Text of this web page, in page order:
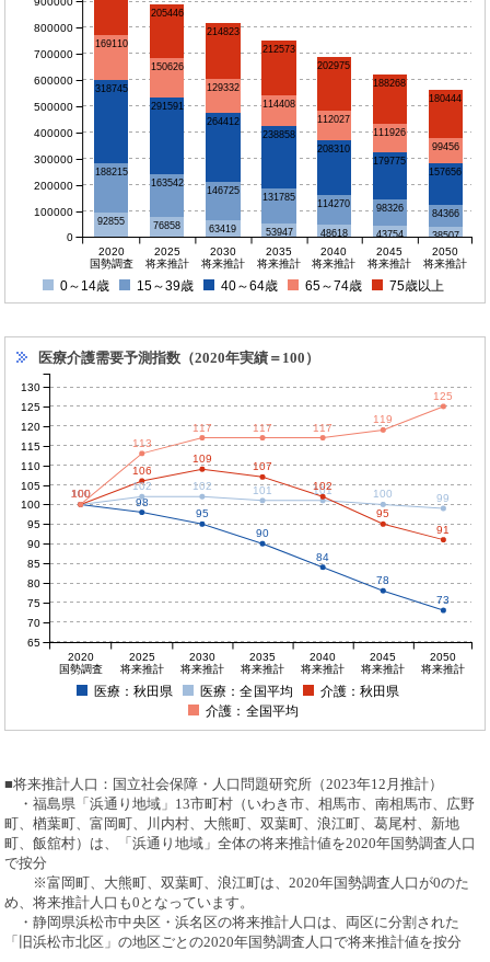
92855 76858 63419 53947 48618 43754 38507
188215
163542
146725
131785
114270 98326 84366
318745
291591
264412
238858
208310
179775
157656
169110
150626
129332
114408
112027
111926
99456
205446
214823
212573
202975
188268
180444
2020
国勢調査
2025
将来推計
2030
将来推計
2035
将来推計
2040
将来推計
2045
将来推計
2050
将来推計
0
100000
200000
300000
400000
500000
600000
700000
800000
0～14歳 15～39歳 40～64歳 65～74歳 75歳以上
医療介護需要予測指数（2020年実績＝100）
100
98
95
90
84
78
73
100
102 102 101 101 100 99
100
106
109
107
102
95
91
100
113
117 117 117
119
125
2020
国勢調査
2025
将来推計
2030
将来推計
2035
将来推計
2040
将来推計
2045
将来推計
2050
将来推計
70
75
80
85
90
95
100
105
110
115
120
125
130
65
医療：秋田県 医療：全国平均
介護：秋田県
介護：全国平均
■将来推計人口：国立社会保障・人口問題研究所（2023年12月推計）
・福島県「浜通り地域」13市町村（いわき市、相馬市、南相馬市、広野
町、楢葉町、富岡町、川内村、大熊町、双葉町、浪江町、葛尾村、新地
町、飯舘村）は、「浜通り地域」全体の将来推計値を2020年国勢調査人口
で按分
※富岡町、大熊町、双葉町、浪江町は、2020年国勢調査人口が0のた
め、将来推計人口も0となっています。
・静岡県浜松市中央区・浜名区の将来推計人口は、両区に分割された
「旧浜松市北区」の地区ごとの2020年国勢調査人口で将来推計値を按分